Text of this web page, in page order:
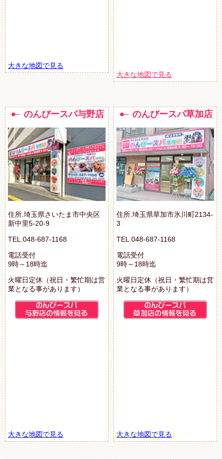
大きな地図で見る
大きな地図で見る
のんびースパ与野店
住所.埼玉県さいたま市中央区
新中里5-20-9
TEL.048-687-1168
電話受付
9時～18時迄
火曜日定休（祝日・繁忙期は営
業となる事があります）
大きな地図で見る
のんびースパ草加店
住所.埼玉県草加市氷川町2134-
3
TEL.048-687-1168
電話受付
9時～18時迄
火曜日定休（祝日・繁忙期は営
業となる事があります）
大きな地図で見る